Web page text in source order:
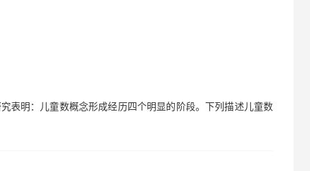
表明：儿童数概念形成经历四个明显的阶段。下列描述儿童数